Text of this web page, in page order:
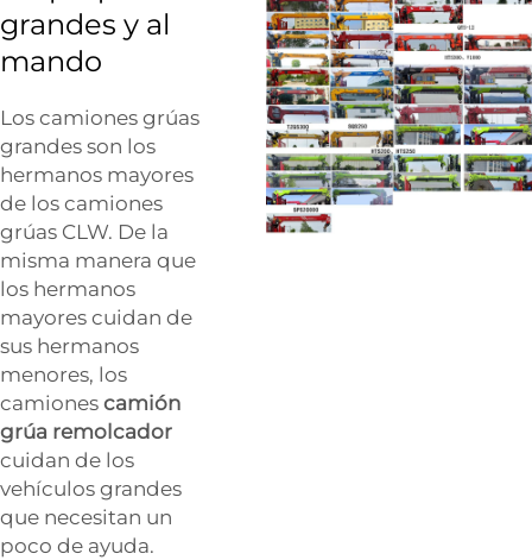
grandes y al
mando
Los camiones grúas
grandes son los
hermanos mayores
de los camiones
grúas CLW. De la
misma manera que
los hermanos
mayores cuidan de
sus hermanos
menores, los
camiones camión
grúa remolcador
cuidan de los
vehículos grandes
que necesitan un
poco de ayuda.